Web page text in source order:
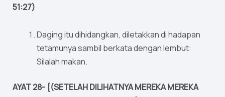
51:27)
Daging itu dihidangkan, diletakkan di hadapan
tetamunya sambil berkata dengan lembut:
Silalah makan.
AYAT 28- {(SETELAH DILIHATNYA MEREKA MEREKA